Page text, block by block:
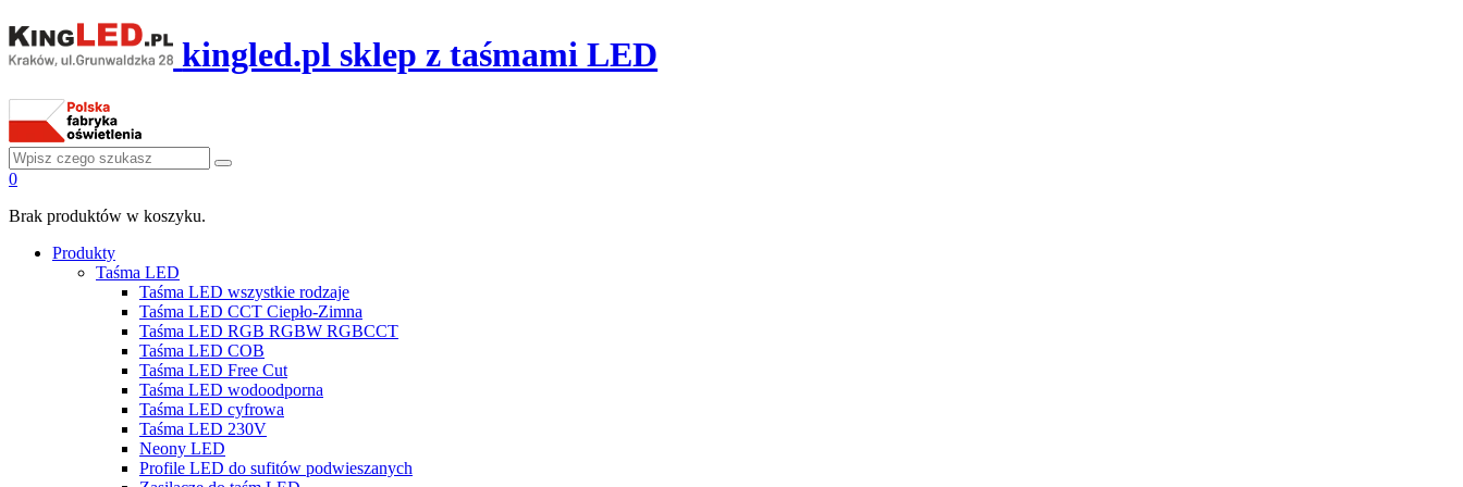
kingled.pl sklep z taśmami LED
0
Brak produktów w koszyku.
Produkty
Taśma LED
Taśma LED wszystkie rodzaje
Taśma LED CCT Ciepło-Zimna
Taśma LED RGB RGBW RGBCCT
Taśma LED COB
Taśma LED Free Cut
Taśma LED wodoodporna
Taśma LED cyfrowa
Taśma LED 230V
Neony LED
Profile LED do sufitów podwieszanych